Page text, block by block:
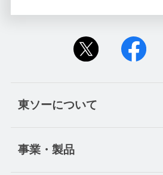
東ソーについて
事業・製品